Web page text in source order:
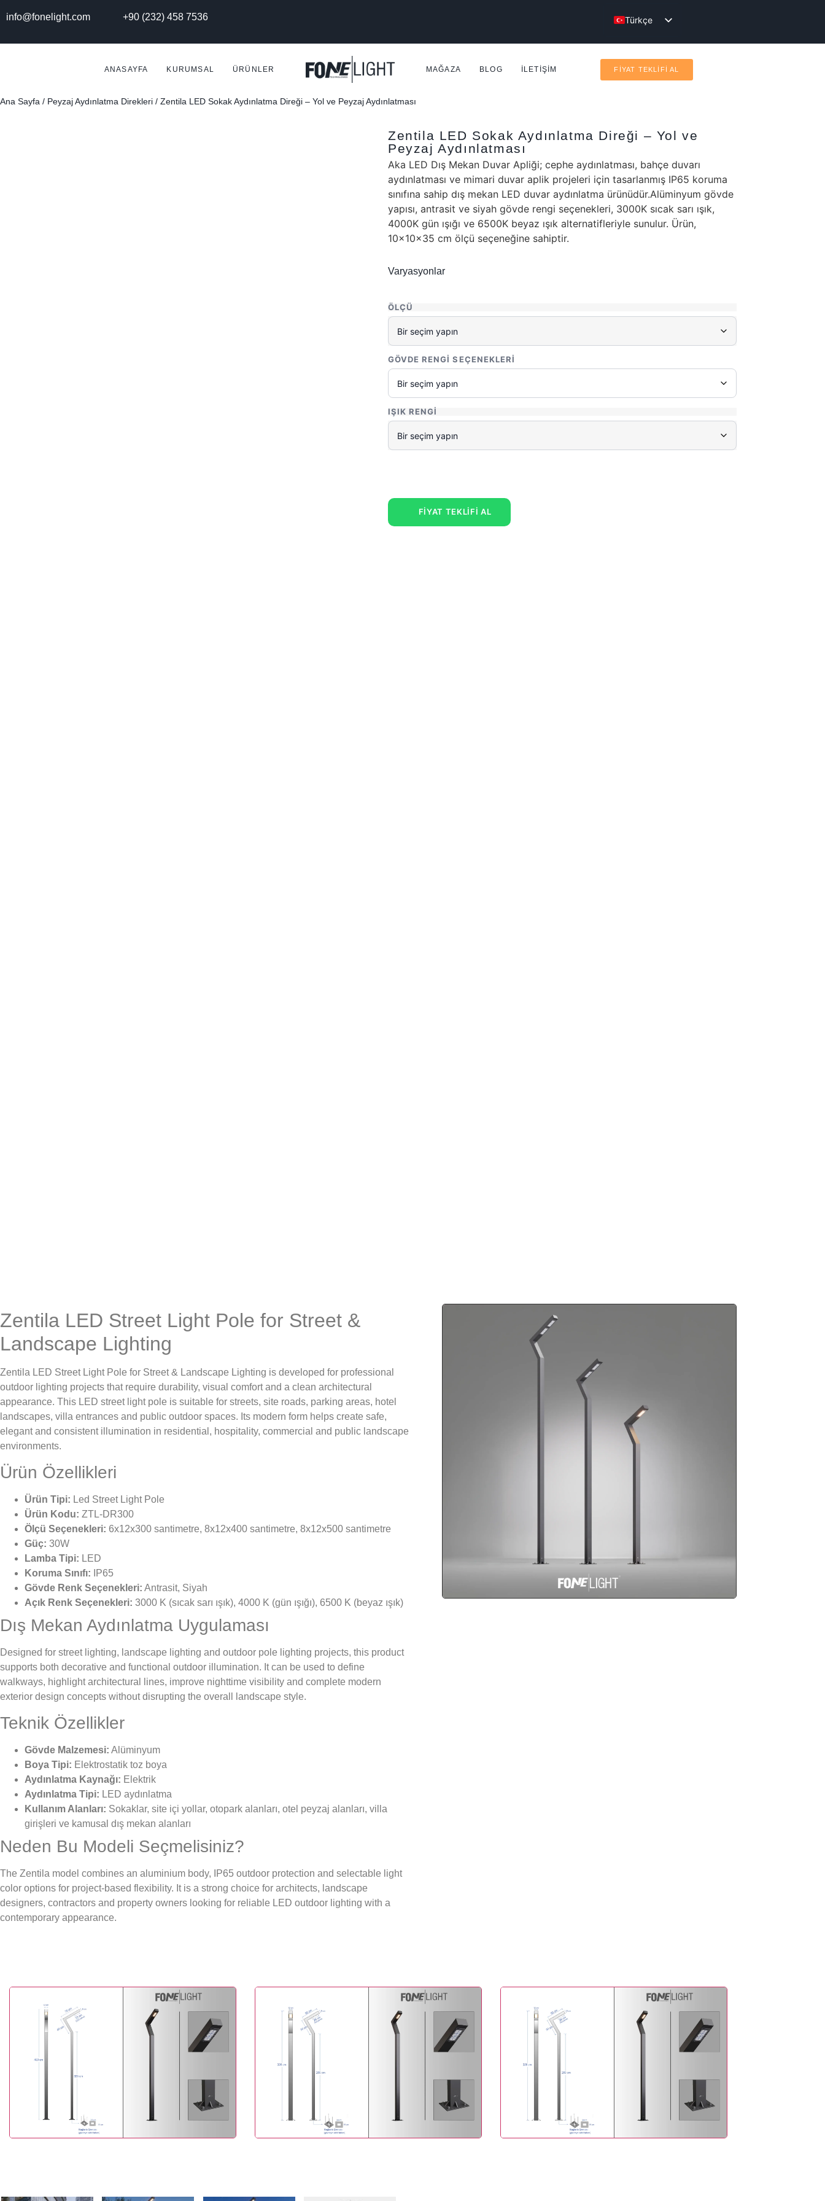
info@fonelight.com +90 (232) 458 7536
Türkçe
ANASAYFA KURUMSAL ÜRÜNLER MAĞAZA BLOG İLETIŞIM FİYAT TEKLİFİ AL
Ana Sayfa / Peyzaj Aydınlatma Direkleri / Zentila LED Sokak Aydınlatma Direği – Yol ve Peyzaj Aydınlatması
Zentila LED Sokak Aydınlatma Direği – Yol ve
Peyzaj Aydınlatması
Aka LED Dış Mekan Duvar Apliği; cephe aydınlatması, bahçe duvarı
aydınlatması ve mimari duvar aplik projeleri için tasarlanmış IP65 koruma
sınıfına sahip dış mekan LED duvar aydınlatma ürünüdür.Alüminyum gövde
yapısı, antrasit ve siyah gövde rengi seçenekleri, 3000K sıcak sarı ışık,
4000K gün ışığı ve 6500K beyaz ışık alternatifleriyle sunulur. Ürün,
10x10x35 cm ölçü seçeneğine sahiptir.
Varyasyonlar
ÖLÇÜ
GÖVDE RENGI SEÇENEKLERI
IŞIK RENGI
FİYAT TEKLİFİ AL
Zentila LED Street Light Pole for Street &
Landscape Lighting
Zentila LED Street Light Pole for Street & Landscape Lighting is developed for professional
outdoor lighting projects that require durability, visual comfort and a clean architectural
appearance. This LED street light pole is suitable for streets, site roads, parking areas, hotel
landscapes, villa entrances and public outdoor spaces. Its modern form helps create safe,
elegant and consistent illumination in residential, hospitality, commercial and public landscape
environments.
Ürün Özellikleri
Ürün Tipi: Led Street Light Pole
Ürün Kodu: ZTL-DR300
Ölçü Seçenekleri: 6x12x300 santimetre, 8x12x400 santimetre, 8x12x500 santimetre
Güç: 30W
Lamba Tipi: LED
Koruma Sınıfı: IP65
Gövde Renk Seçenekleri: Antrasit, Siyah
Açık Renk Seçenekleri: 3000 K (sıcak sarı ışık), 4000 K (gün ışığı), 6500 K (beyaz ışık)
Dış Mekan Aydınlatma Uygulaması
Designed for street lighting, landscape lighting and outdoor pole lighting projects, this product
supports both decorative and functional outdoor illumination. It can be used to define
walkways, highlight architectural lines, improve nighttime visibility and complete modern
exterior design concepts without disrupting the overall landscape style.
Teknik Özellikler
Gövde Malzemesi: Alüminyum
Boya Tipi: Elektrostatik toz boya
Aydınlatma Kaynağı: Elektrik
Aydınlatma Tipi: LED aydınlatma
Kullanım Alanları: Sokaklar, site içi yollar, otopark alanları, otel peyzaj alanları, villa
girişleri ve kamusal dış mekan alanları
Neden Bu Modeli Seçmelisiniz?
The Zentila model combines an aluminium body, IP65 outdoor protection and selectable light
color options for project-based flexibility. It is a strong choice for architects, landscape
designers, contractors and property owners looking for reliable LED outdoor lighting with a
contemporary appearance.